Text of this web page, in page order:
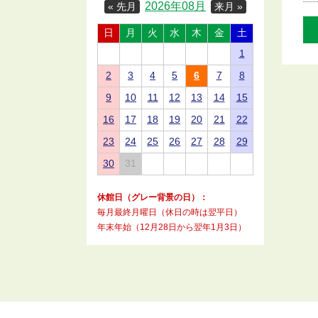
« 先月 来月 »
2026年08月
日 月 火 水 木 金
土
1
2 3 4 5 6 7 8
9 10 11 12 13 14 15
16 17 18 19 20 21 22
23 24 25 26 27 28 29
30 31
休館日（グレー背景の日）：
毎月最終月曜日（休日の時は翌平日）
年末年始（12月28日から翌年1月3日）